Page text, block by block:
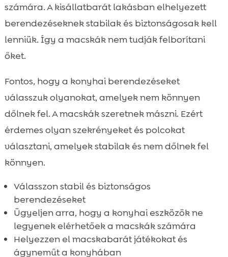
számára. A kisállatbarát lakásban elhelyezett
berendezéseknek stabilak és biztonságosak kell
lenniük. Így a macskák nem tudják felborítani
őket.
Fontos, hogy a konyhai berendezéseket
válasszuk olyanokat, amelyek nem könnyen
dőlnek fel. A macskák szeretnek mászni. Ezért
érdemes olyan szekrényeket és polcokat
választani, amelyek stabilak és nem dőlnek fel
könnyen.
Válasszon stabil és biztonságos
berendezéseket
Ügyeljen arra, hogy a konyhai eszközök ne
legyenek elérhetőek a macskák számára
Helyezzen el macskabarát játékokat és
ágyneműt a konyhában